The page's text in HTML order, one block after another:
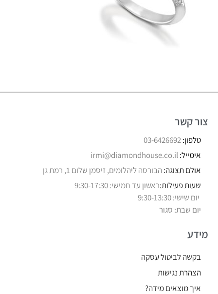
צור קשר
טלפון:03-6426692
אימייל:irmi@diamondhouse.co.il
אולם תצוגה: הבורסה ליהלומים, זיסמן שלום 1, רמת גן
שעות פעילות:ראשון עד חמישי: 9:30-17:30
יום שישי: 9:30-13:30
יום שבת: סגור
מידע
בקשה לביטול עסקה
הצהרת נגישות
איך מוצאים מידה?